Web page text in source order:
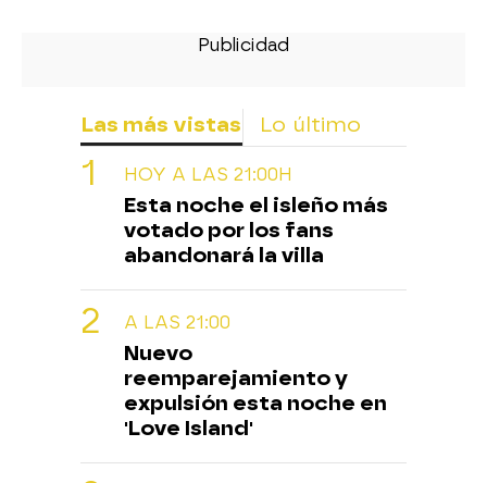
Las más vistas Lo último
HOY A LAS 21:00H
Esta noche el isleño más
votado por los fans
abandonará la villa
A LAS 21:00
Nuevo
reemparejamiento y
expulsión esta noche en
'Love Island'